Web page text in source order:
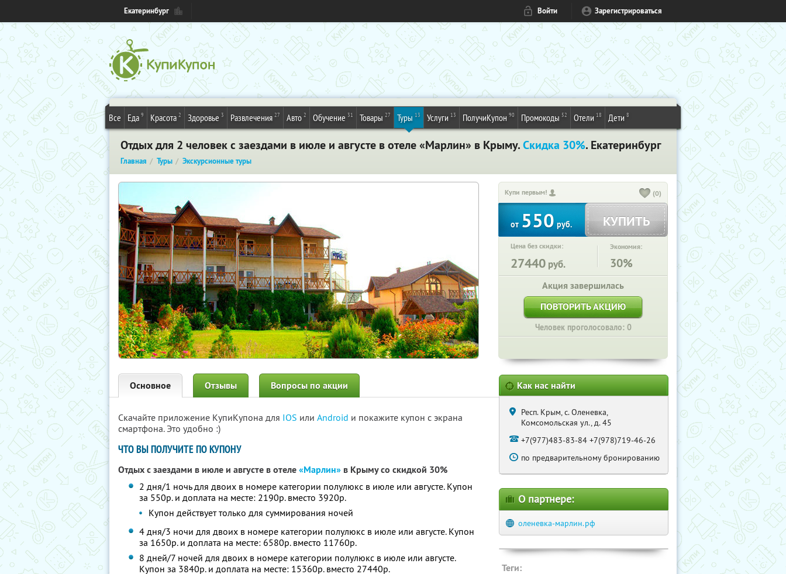
Екатеринбург Войти Зарегистрироваться
Все Еда 9 Красота 2 Здоровье 3 Развлечения 27 Авто 2 Обучение 31 Товары 27 Туры 13 Услуги 13 ПолучиКупон 90 Промокоды 52 Отели 18 Дети 8
Отдых для 2 человек с заездами в июле и августе в отеле «Марлин» в Крыму.Скидка 30%. Екатеринбург
Главная Туры Экскурсионные туры
Купи первым! (0)
от550руб. КУПИТЬ
Цена без скидки:
27440 руб.
Экономия:
30%
Акция завершилась
ПОВТОРИТЬ АКЦИЮ
Человек проголосовало: 0
Основное Отзывы Вопросы по акции
Скачайте приложение КупиКупона для IOS или Android и покажите купон с экрана
смартфона. Это удобно :)
ЧТО ВЫ ПОЛУЧИТЕ ПО КУПОНУ
Отдых с заездами в июле и августе в отеле«Марлин» в Крыму со скидкой 30%
2 дня/1 ночь для двоих в номере категории полулюкс в июле или августе. Купон
за 550р. и доплата на месте: 2190р. вместо 3920р.
Купон действует только для суммирования ночей
4 дня/3 ночи для двоих в номере категории полулюкс в июле или августе. Купон
за 1650р. и доплата на месте: 6580р. вместо 11760р.
8 дней/7 ночей для двоих в номере категории полулюкс в июле или августе.
Купон за 3840р. и доплата на месте: 15360р. вместо 27440р.
Как нас найти
Респ. Крым, с. Оленевка,
Комсомольская ул., д. 45
+7(977)483-83-84 +7(978)719-46-26
по предварительному бронированию
О партнере:
оленевка-марлин.рф
Теги: